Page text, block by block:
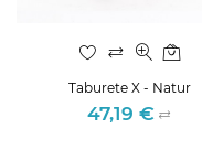
Taburete X - Natur
Precio
47,19 €